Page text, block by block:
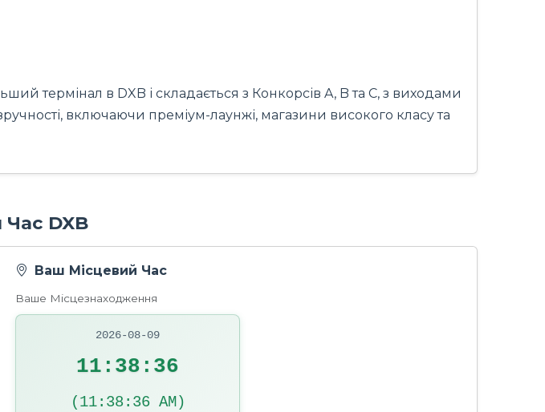
термінал в DXB і складається з Конкорсів A, B та C, з виходами
включаючи преміум-лаунжі, магазини високого класу та
DXB
Ваш Місцевий Час
Ваше Місцезнаходження
2026-08-09
11:38:37
(11:38:37 AM)